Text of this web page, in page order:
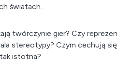
światach.
twórczynie gier? Czy
stereotypy? Czym cechują
istotna?